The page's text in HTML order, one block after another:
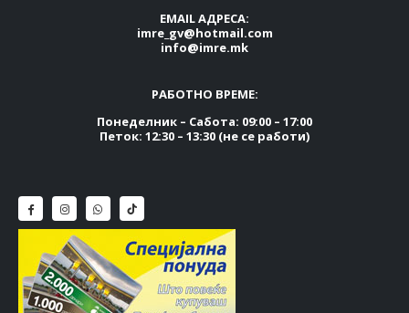
EMAIL АДРЕСА:
imre_gv@hotmail.com
info@imre.mk
РАБОТНО ВРЕМЕ:
Понеделник – Сабота: 09:00 – 17:00
Петок: 12:30 – 13:30 (не се работи)